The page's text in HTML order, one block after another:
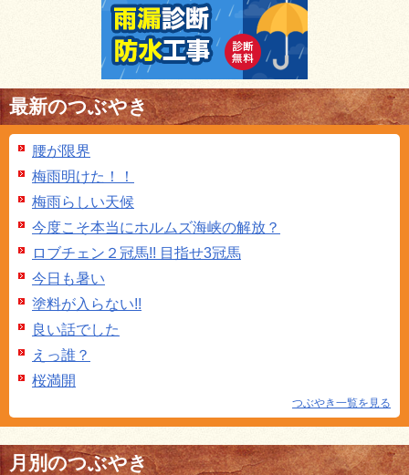
最新のつぶやき
腰が限界
梅雨明けた！！
梅雨らしい天候
今度こそ本当にホルムズ海峡の解放？
ロブチェン２冠馬!! 目指せ3冠馬
今日も暑い
塗料が入らない!!
良い話でした
えっ誰？
桜満開
つぶやき一覧を見る
月別のつぶやき